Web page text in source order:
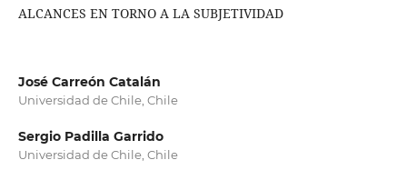
ALCANCES EN TORNO A LA SUBJETIVIDAD
José Carreón Catalán
Universidad de Chile, Chile
Sergio Padilla Garrido
Universidad de Chile, Chile